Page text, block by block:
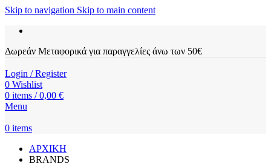
Skip to navigation Skip to main content
Δωρεάν Μεταφορικά για παραγγελίες άνω των 50€
Login / Register
0 Wishlist
0 items / 0,00 €
Menu
0 items
ΑΡΧΙΚΗ
BRANDS